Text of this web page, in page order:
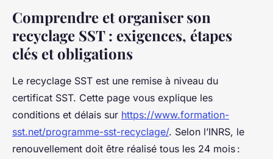
Comprendre et organiser son
recyclage SST : exigences, étapes
clés et obligations
Le recyclage SST est une remise à niveau du
certificat SST. Cette page vous explique les
conditions et délais sur https://www.formation-
sst.net/programme-sst-recyclage/. Selon l’INRS, le
renouvellement doit être réalisé tous les 24 mois :